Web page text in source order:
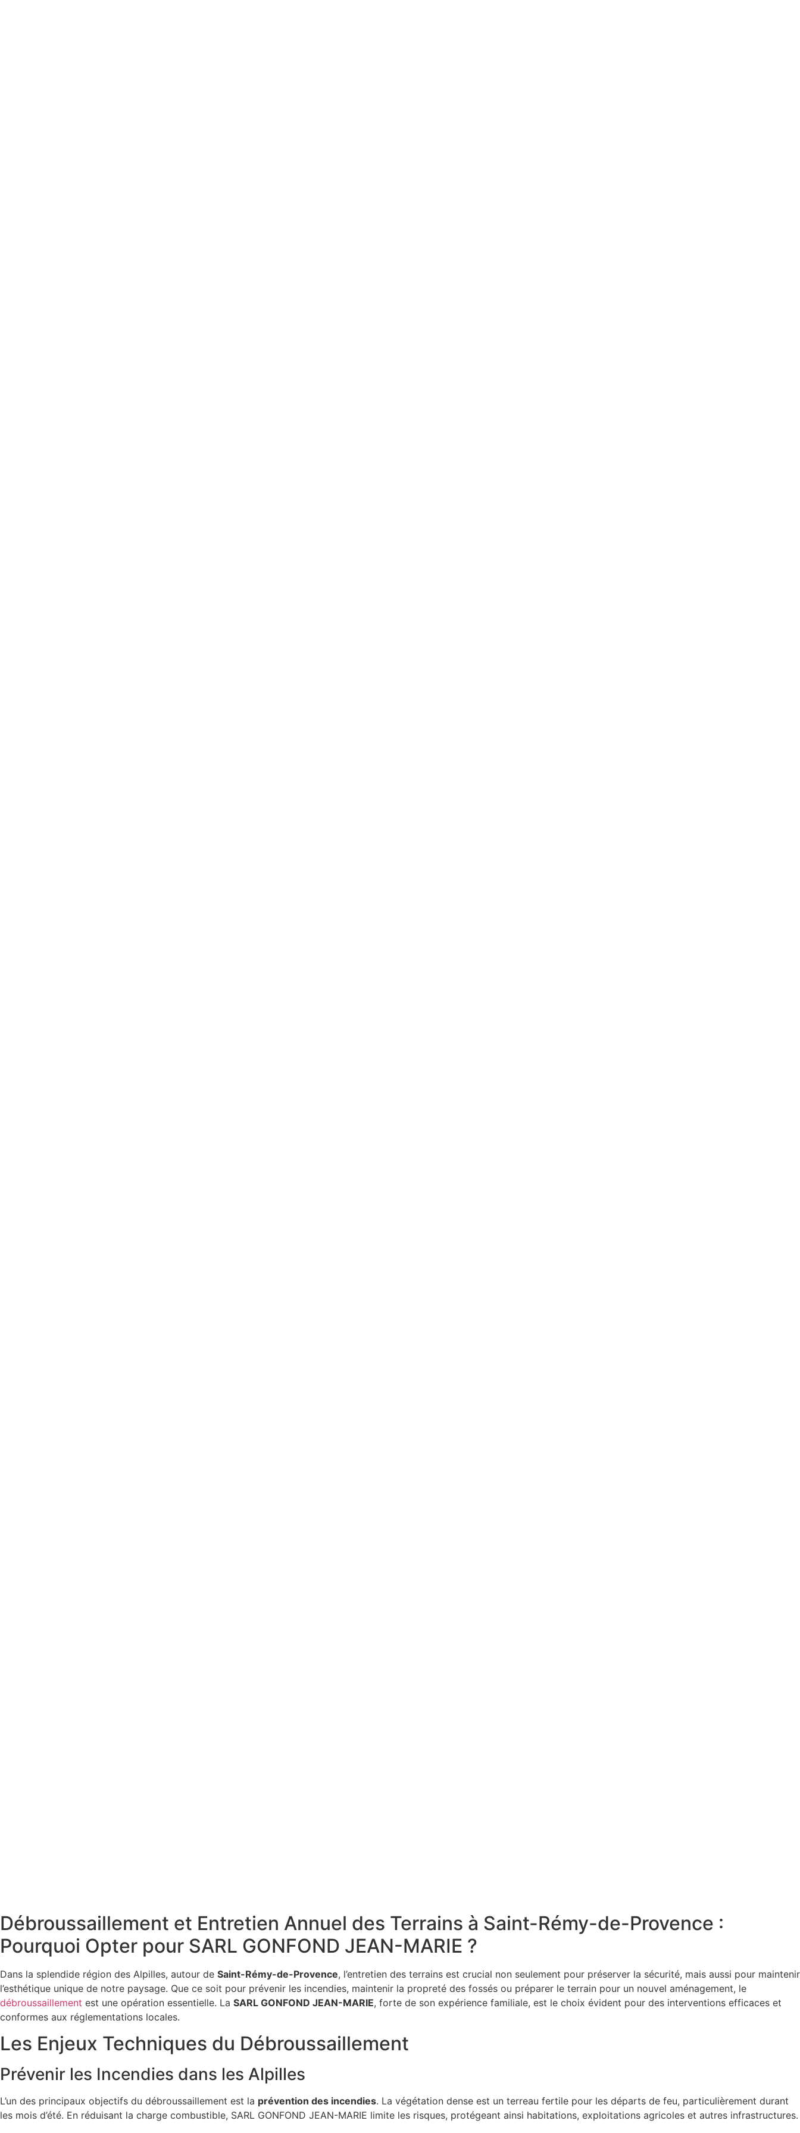
Débroussaillement et Entretien Annuel des Terrains à Saint-Rémy-de-Provence :
Pourquoi Opter pour SARL GONFOND JEAN-MARIE ?
Dans la splendide région des Alpilles, autour de Saint-Rémy-de-Provence, l’entretien des terrains est crucial non seulement pour préserver la sécurité, mais aussi pour maintenir
l’esthétique unique de notre paysage. Que ce soit pour prévenir les incendies, maintenir la propreté des fossés ou préparer le terrain pour un nouvel aménagement, le
débroussaillement est une opération essentielle. La SARL GONFOND JEAN-MARIE, forte de son expérience familiale, est le choix évident pour des interventions efficaces et
conformes aux réglementations locales.
Les Enjeux Techniques du Débroussaillement
Prévenir les Incendies dans les Alpilles
L’un des principaux objectifs du débroussaillement est la prévention des incendies. La végétation dense est un terreau fertile pour les départs de feu, particulièrement durant
les mois d’été. En réduisant la charge combustible, SARL GONFOND JEAN-MARIE limite les risques, protégeant ainsi habitations, exploitations agricoles et autres infrastructures.